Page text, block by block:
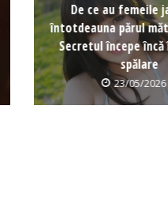
De ce au femeile
întotdeauna părul
Secretul începe
spălare
23/05/2026